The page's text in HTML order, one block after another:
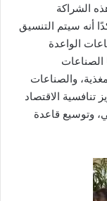
الشراكة
أنه سيتم التنسيق
الواعدة
الصناعات
والصناعات
تنافسية الاقتصاد
وتوسيع قاعدة